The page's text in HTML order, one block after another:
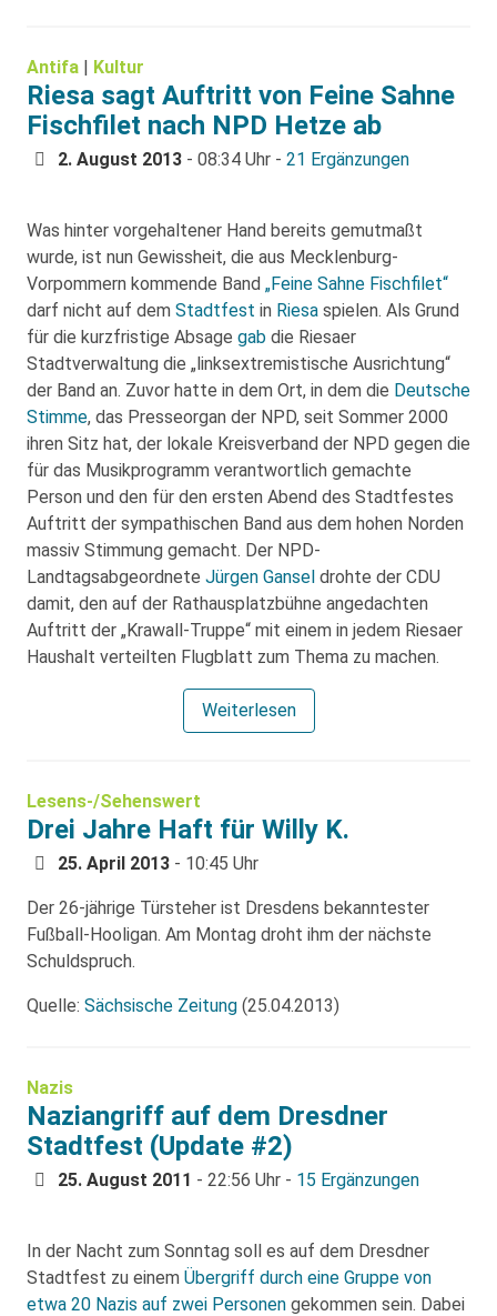
Antifa | Kultur
Riesa sagt Auftritt von Feine Sahne
Fischfilet nach NPD Hetze ab
2. August 2013 - 08:34 Uhr - 21 Ergänzungen
Was hinter vorgehaltener Hand bereits gemutmaßt
wurde, ist nun Gewissheit, die aus Mecklenburg-
Vorpommern kommende Band „Feine Sahne Fischfilet“
darf nicht auf dem Stadtfest in Riesa spielen. Als Grund
für die kurzfristige Absage gab die Riesaer
Stadtverwaltung die „linksextremistische Ausrichtung“
der Band an. Zuvor hatte in dem Ort, in dem die Deutsche
Stimme, das Presseorgan der NPD, seit Sommer 2000
ihren Sitz hat, der lokale Kreisverband der NPD gegen die
für das Musikprogramm verantwortlich gemachte
Person und den für den ersten Abend des Stadtfestes
Auftritt der sympathischen Band aus dem hohen Norden
massiv Stimmung gemacht. Der NPD-
Landtagsabgeordnete Jürgen Gansel drohte der CDU
damit, den auf der Rathausplatzbühne angedachten
Auftritt der „Krawall-Truppe“ mit einem in jedem Riesaer
Haushalt verteilten Flugblatt zum Thema zu machen.
Weiterlesen
Lesens-/Sehenswert
Drei Jahre Haft für Willy K.
25. April 2013 - 10:45 Uhr
Der 26-jährige Türsteher ist Dresdens bekanntester
Fußball-Hooligan. Am Montag droht ihm der nächste
Schuldspruch.
Quelle: Sächsische Zeitung (25.04.2013)
Nazis
Naziangriff auf dem Dresdner
Stadtfest (Update #2)
25. August 2011 - 22:56 Uhr - 15 Ergänzungen
In der Nacht zum Sonntag soll es auf dem Dresdner
Stadtfest zu einem Übergriff durch eine Gruppe von
etwa 20 Nazis auf zwei Personen gekommen sein. Dabei